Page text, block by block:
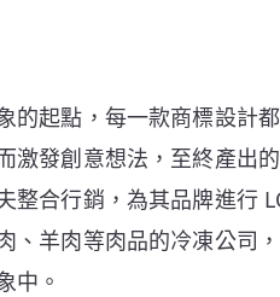
的起點，每一款商標設計
激發創意想法，至終產出
整合行銷，為其品牌進行
、羊肉等肉品的冷凍公司
中。